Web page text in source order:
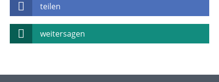
teilen
weitersagen